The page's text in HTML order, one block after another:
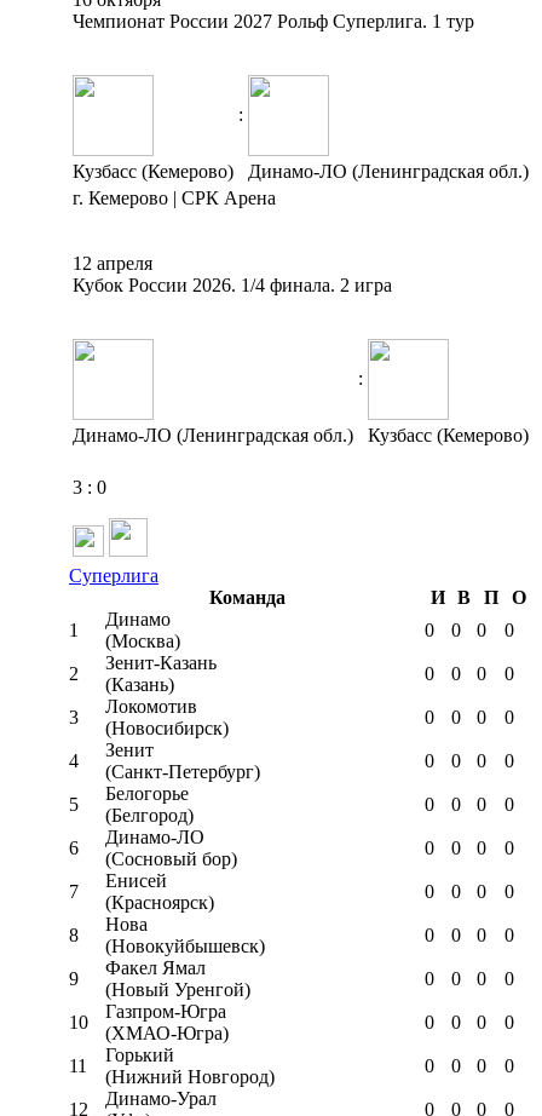
Чемпионат России 2027 Рольф Суперлига. 1 тур
:
Кузбасс (Кемерово)
Динамо-ЛО (Ленинградская обл.)
г. Кемерово | СРК Арена
12 апреля
Кубок России 2026. 1/4 финала. 2 игра
:
Динамо-ЛО (Ленинградская обл.) Кузбасс (Кемерово)
3 : 0
Суперлига
Команда
И В П
О
1
Динамо
(Москва)
0 0 0 0
2
Зенит-Казань
(Казань)
0 0 0 0
3
Локомотив
(Новосибирск)
0 0 0 0
4
Зенит
(Санкт-Петербург)
0 0 0 0
5
Белогорье
(Белгород)
0 0 0 0
6
Динамо-ЛО
(Сосновый бор)
0 0 0 0
7
Енисей
(Красноярск)
0 0 0 0
8
Нова
(Новокуйбышевск)
0 0 0 0
9
Факел Ямал
(Новый Уренгой)
0 0 0 0
10
Газпром-Югра
(ХМАО-Югра)
0 0 0 0
11
Горький
(Нижний Новгород)
0 0 0 0
12
Динамо-Урал
0 0 0 0